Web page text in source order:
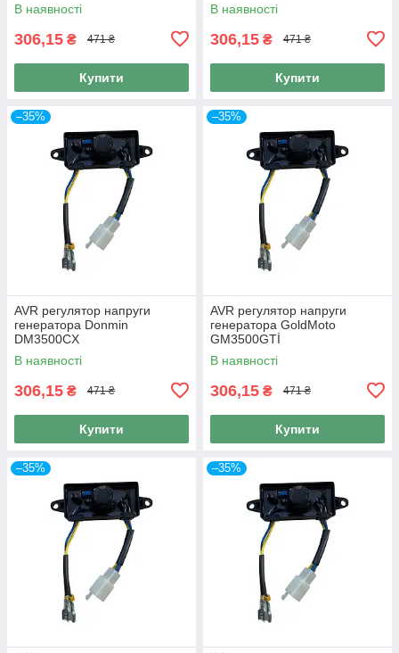
В наявності
306,15 ₴ 471 ₴
Купити
В наявності
306,15 ₴ 471 ₴
Купити
–35%
AVR регулятор напруги
генератора Donmin
DM3500CX
В наявності
306,15 ₴ 471 ₴
Купити
–35%
AVR регулятор напруги
генератора GoldMoto
GM3500GTİ
В наявності
306,15 ₴ 471 ₴
Купити
–35% –35%